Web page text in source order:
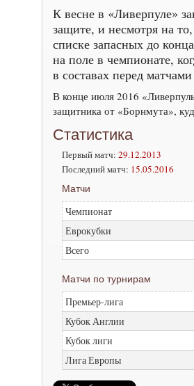
К весне в «Ливерпуле»
защите, и несмотря на
списке запасных до
на поле в чемпионате,
в составах перед
В конце июля 2016
защитника от «Борнмута»,
Статистика
Первый матч: 29.12.2013
Последний матч: 15.05.2016
Матчи
Чемпионат
Еврокубки
Всего
Матчи по турнирам
Премьер-лига
Кубок Англии
Кубок лиги
Лига Европы